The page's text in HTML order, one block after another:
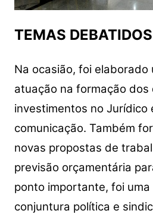
TEMAS DEBATIDOS
Na ocasião, foi elaborado
atuação na formação dos
investimentos no Jurídico
comunicação. Também
novas propostas de
previsão orçamentária
ponto importante, foi uma
conjuntura política e